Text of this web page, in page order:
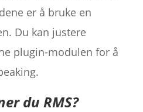
er å bruke en
Du kan justere
plugin-modulen for å
du RMS?